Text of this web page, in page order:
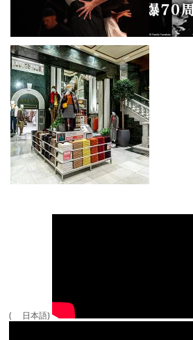
( 日本語)